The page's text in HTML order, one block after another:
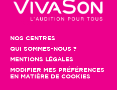
NOS CENTRES
QUI SOMMES-NOUS ?
MENTIONS LÉGALES
MODIFIER MES PRÉFÉRENCES
EN MATIÈRE DE COOKIES